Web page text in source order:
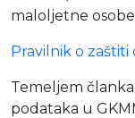
maloljetne
Pravilnik o
Temeljem članka
podataka u